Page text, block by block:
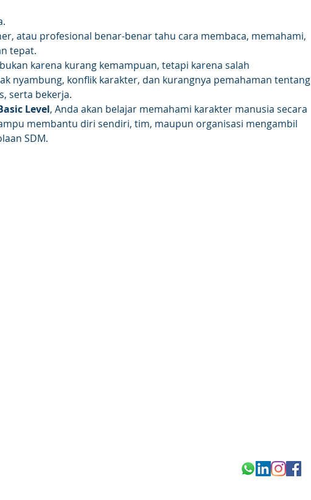
atau profesional benar-benar tahu cara membaca, memahami,
tepat.
karena kurang kemampuan, tetapi karena salah
nyambung, konflik karakter, dan kurangnya pemahaman tentang
serta bekerja.
Level, Anda akan belajar memahami karakter manusia secara
membantu diri sendiri, tim, maupun organisasi mengambil
SDM.